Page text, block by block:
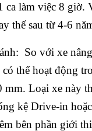
ca làm việc 8 giờ.
thế sau từ 4-6
So với xe
thể hoạt động
mm. Loại xe này
kệ Drive-in
bên phần giới